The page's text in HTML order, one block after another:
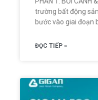
trường bất động
bước vào giai đoạn
ĐỌC TIẾP »